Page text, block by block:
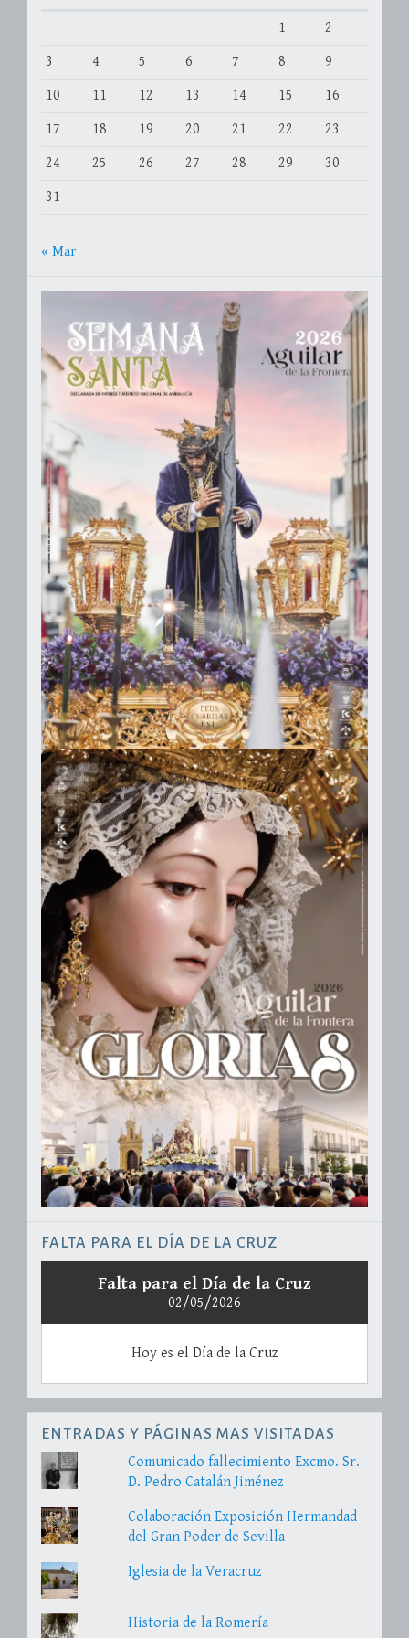
1
2
3
4 5 6 7 8
9
10
11 12 13 14 15
16
17
18 19 20 21 22
23
24
25 26 27 28 29
30
31
« Mar
FALTA PARA EL DÍA DE LA CRUZ
Falta para el Día de la Cruz
02/05/2026
Hoy es el Día de la Cruz
ENTRADAS Y PÁGINAS MAS VISITADAS
Comunicado fallecimiento Excmo. Sr.
D. Pedro Catalán Jiménez
Colaboración Exposición Hermandad
del Gran Poder de Sevilla
Iglesia de la Veracruz
Historia de la Romería